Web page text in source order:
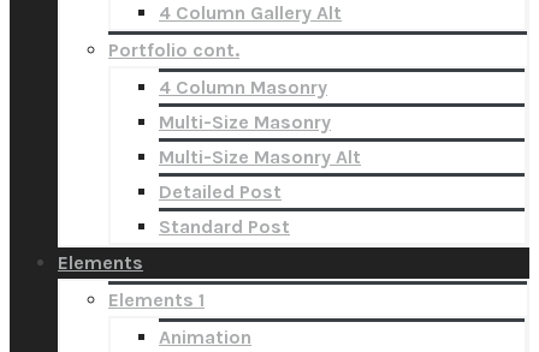
4 Column Gallery Alt
Portfolio cont.
4 Column Masonry
Multi-Size Masonry
Multi-Size Masonry Alt
Detailed Post
Standard Post
Elements
Elements 1
Animation